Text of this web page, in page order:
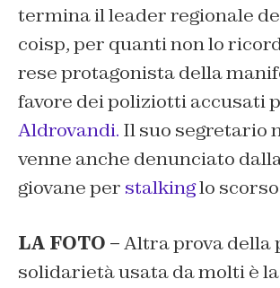
termina il leader regionale
coisp, per quanti non lo
rese protagonista della
favore dei poliziotti accusati
Aldrovandi. Il suo segretario
venne anche denunciato
giovane per stalkinglo
LA FOTO –Altra prova della
solidarietà usata da molti è